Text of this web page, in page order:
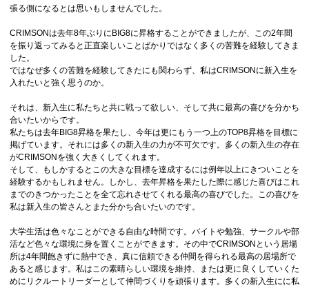
張る側になるとは思いもしませんでした。
CRIMSONは去年8年ぶりにBIG8に昇格することができましたが、この2年間
を振り返ってみると正直楽しいことばかりではなく多くの苦難を経験してきま
した。
ではなぜ多くの苦難を経験してきたにも関わらず、私はCRIMSONに新入生を
入れたいと強く思うのか。
それは、新入生に私たちと共に戦って欲しい、そして共に最高の喜びを分かち
合いたいからです。
私たちは去年BIG8昇格を果たし、今年は更にもう一つ上のTOP8昇格を目標に
掲げています。それには多くの新入生の力が不可欠です。多くの新入生の存在
がCRIMSONを強く大きくしてくれます。
そして、もしかするとこの大きな目標を達成するには例年以上にきついことを
経験するかもしれません。しかし、去年昇格を果たした際に感じた喜びはこれ
までのきつかったことを全て忘れさせてくれる最高の喜びでした。この喜びを
私は新入生の皆さんとまた分かち合いたいのです。
大学生活は色々なことができる自由な時間です。バイトや勉強、サークルや部
活など色々な環境に身を置くことができます。その中でCRIMSONという居場
所は4年間飽きずに熱中でき、真に信頼できる仲間を得られる最高の居場所で
あると感じます。私はこの素晴らしい環境を維持、または更に良くしていくた
めにリクルートリーダーとして仲間づくりを頑張ります。多くの新入生にに私